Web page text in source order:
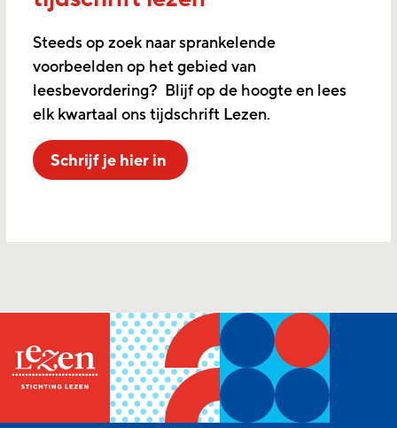
Steeds op zoek naar sprankelende
voorbeelden op het gebied van
leesbevordering? Blijf op de hoogte en lees
elk kwartaal ons tijdschrift Lezen.
Schrijf je hier in